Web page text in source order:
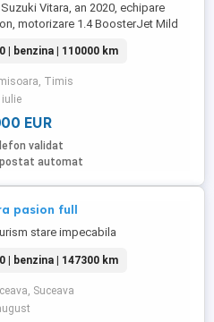
Vitara, an 2020, echipare
motorizare 1.4 BoosterJet Mild
pentru oraș, dar și pentru drumuri
sau condiții de iarnă. -Prima
08.05.2020 - Kilometraj:
km - Motorizare: 1.4 BoosterJet
(48V) - Tracțiune: ...
| benzina | 110000 km
Timis
iulie
EUR
validat
automat
pasion full
stare impecabila
| benzina | 147300 km
Suceava